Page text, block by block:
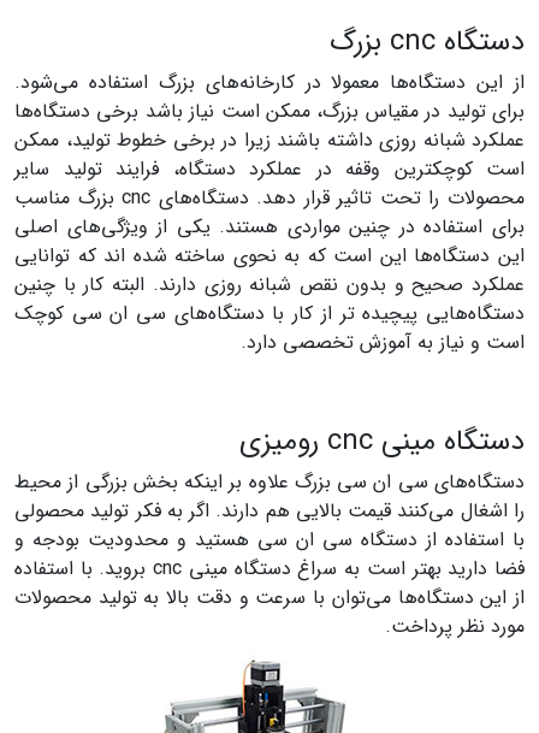
دستگاه cnc بزرگ
از این دستگاه‌ها معمولا در کارخانه‌های بزرگ استفاده می‌شود.
برای تولید در مقیاس بزرگ، ممکن است نیاز باشد برخی دستگاه‌ها
عملکرد شبانه روزی داشته باشند زیرا در برخی خطوط تولید، ممکن
است کوچکترین وقفه در عملکرد دستگاه، فرایند تولید سایر
محصولات را تحت تاثیر قرار دهد. دستگاه‌های cnc بزرگ مناسب
برای استفاده در چنین مواردی هستند. یکی از ویژگی‌های اصلی
این دستگاه‌ها این است که به نحوی ساخته شده اند که توانایی
عملکرد صحیح و بدون نقص شبانه روزی دارند. البته کار با چنین
دستگاه‌هایی پیچیده تر از کار با دستگاه‌های سی ان سی کوچک
است و نیاز به آموزش تخصصی دارد.
دستگاه مینی cnc رومیزی
دستگاه‌های سی ان سی بزرگ علاوه بر اینکه بخش بزرگی از محیط
را اشغال می‌کنند قیمت بالایی هم دارند. اگر به فکر تولید محصولی
با استفاده از دستگاه سی ان سی هستید و محدودیت بودجه و
فضا دارید بهتر است به سراغ دستگاه مینی cnc بروید. با استفاده
از این دستگاه‌ها می‌‌توان با سرعت و دقت بالا به تولید محصولات
مورد نظر پرداخت.